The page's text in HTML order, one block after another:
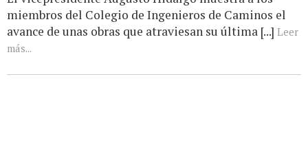
miembros del Colegio de Ingenieros de Caminos el
avance de unas obras que atraviesan su última [...] Leer
más...